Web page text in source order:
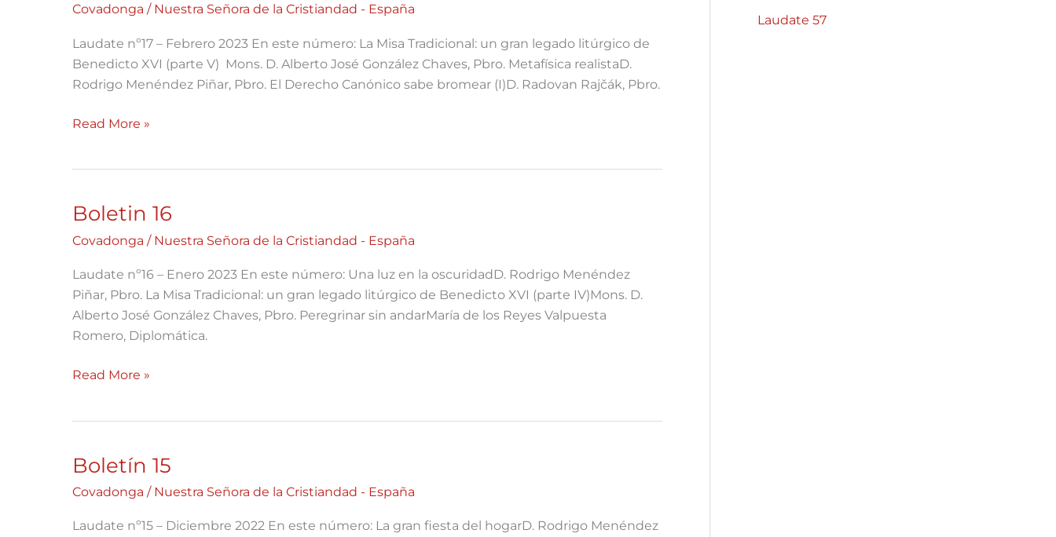
Covadonga / Nuestra Señora de la Cristiandad - España
Laudate nº17 – Febrero 2023 En este número: La Misa Tradicional: un gran legado litúrgico de
Benedicto XVI (parte V) Mons. D. Alberto José González Chaves, Pbro. Metafísica realistaD.
Rodrigo Menéndez Piñar, Pbro. El Derecho Canónico sabe bromear (I)D. Radovan Rajčák, Pbro.
Read More »
Boletin 16
Covadonga / Nuestra Señora de la Cristiandad - España
Laudate nº16 – Enero 2023 En este número: Una luz en la oscuridadD. Rodrigo Menéndez
Piñar, Pbro. La Misa Tradicional: un gran legado litúrgico de Benedicto XVI (parte IV)Mons. D.
Alberto José González Chaves, Pbro. Peregrinar sin andarMaría de los Reyes Valpuesta
Romero, Diplomática.
Boletin
Read More »
Boletín 15
Covadonga / Nuestra Señora de la Cristiandad - España
Laudate nº15 – Diciembre 2022 En este número: La gran fiesta del hogarD. Rodrigo Menéndez
Boletín
Laudate 57